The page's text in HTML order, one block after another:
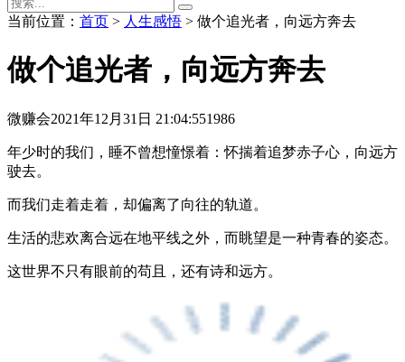
当前位置： 首页 > 人生感悟 > 做个追光者，向远方奔去
做个追光者，向远方奔去
微赚会2021年12月31日 21:04:551986
年少时的我们，睡不曾想憧憬着：怀揣着追梦赤子心，向远方
驶去。
而我们走着走着，却偏离了向往的轨道。
生活的悲欢离合远在地平线之外，而眺望是一种青春的姿态。
这世界不只有眼前的苟且，还有诗和远方。